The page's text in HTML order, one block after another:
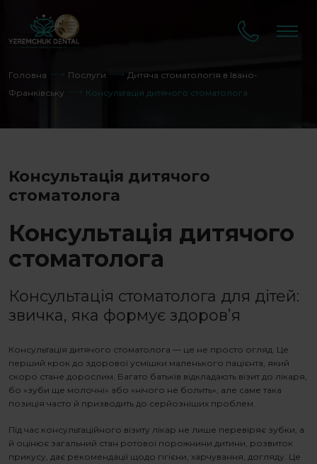
Головна Послуги
Дитяча стоматологія в Івано-
Франківську
Консультація дитячого стоматолога
Консультація дитячого
стоматолога
Консультація дитячого
стоматолога
Консультація стоматолога для дітей:
звичка, яка формує здоров’я
Консультація дитячого стоматолога — це не просто огляд. Це
перший крок до здорової усмішки маленького пацієнта, який
скоро стане дорослим. Багато батьків відкладають візит до лікаря,
бо «зуби ще молочні» або «нічого не болить», але саме така
позиція часто й призводить до серйозніших проблем.
Під час консультаційного візиту лікар не лише перевіряє зубки, а
й оцінює загальний стан ротової порожнини дитини, розвиток
прикусу, дає рекомендації щодо гігієни, харчування, догляду. Це